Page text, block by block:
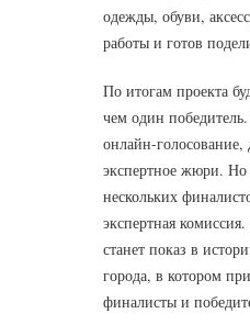
одежды, обуви,
работы и готов
По итогам проекта
чем один
онлайн-голосование,
экспертное жюри.
нескольких
экспертная
станет показ в
города, в котором
финалисты и